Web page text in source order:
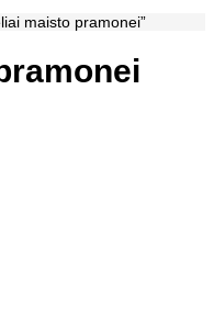
maisto pramonei”